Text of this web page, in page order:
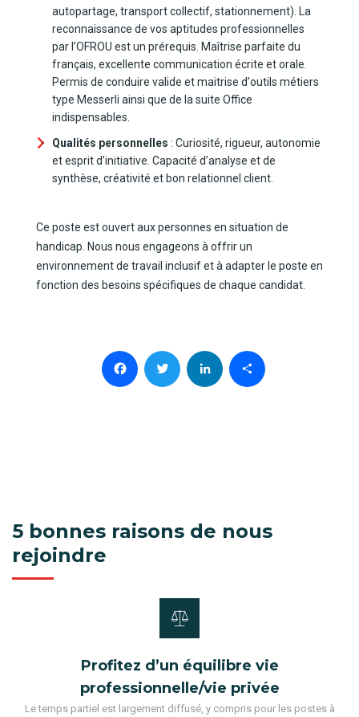
autopartage, transport collectif, stationnement). La
reconnaissance de vos aptitudes professionnelles
par l’OFROU est un prérequis. Maîtrise parfaite du
français, excellente communication écrite et orale.
Permis de conduire valide et maitrise d’outils métiers
type Messerli ainsi que de la suite Office
indispensables.
Qualités personnelles : Curiosité, rigueur, autonomie
et esprit d’initiative. Capacité d’analyse et de
synthèse, créativité et bon relationnel client.
Ce poste est ouvert aux personnes en situation de
handicap. Nous nous engageons à offrir un
environnement de travail inclusif et à adapter le poste en
fonction des besoins spécifiques de chaque candidat.
Facebook
Twitter
LinkedIn
Partager
5 bonnes raisons de nous
rejoindre
Profitez d’un équilibre vie
professionnelle/vie privée
Le temps partiel est largement diffusé, y compris pour les postes à